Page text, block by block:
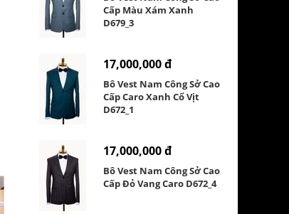
Cấp Màu Xám Xanh
D679_3
17,000,000 đ
Bô Vest Nam Công Sở Cao
Cấp Caro Xanh Cổ Vịt
D672_1
17,000,000 đ
Bô Vest Nam Công Sở Cao
Cấp Đỏ Vang Caro D672_4